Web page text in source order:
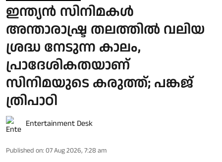
ഇന്ത്യൻ സിനിമകൾ
അന്താരാഷ്ട്ര തലത്തിൽ വലിയ
ശ്രദ്ധ നേടുന്ന കാലം,
പ്രാദേശികതയാണ്
സിനിമയുടെ കരുത്ത്; പങ്കജ്
ത്രിപാഠി
Entertainment Desk
Published on: 07 Aug 2026, 7:28 am